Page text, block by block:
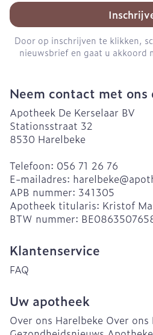
Door op inschrijven te klikken,
nieuwsbrief en gaat u akkoord
Neem contact met ons
Apotheek De Kerselaar BV
Stationsstraat 32
8530 Harelbeke
Telefoon: 056 71 26 76
E-mailadres: harelbeke@
APB nummer: 341305
Apotheek titularis: Kristof
BTW nummer:
Klantenservice
FAQ
Uw apotheek
Over ons Harelbeke Over ons